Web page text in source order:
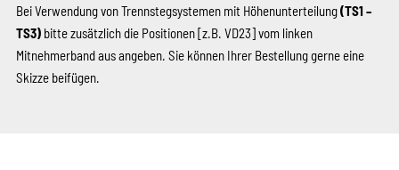
Bei Verwendung von Trennstegsystemen mit Höhenunterteilung(TS1 –
TS3)bitte zusätzlich die Positionen[z.B. VD23]vom linken
Mitnehmerband aus angeben. Sie können Ihrer Bestellung gerne eine
Skizze beifügen.